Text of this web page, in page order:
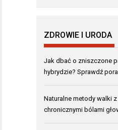
ZDROWIE I URODA
Jak dbać o zniszczone
hybrydzie? Sprawdź
Naturalne metody walki
chronicznymi bólami